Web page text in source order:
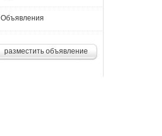
Объявления
разместить объявление